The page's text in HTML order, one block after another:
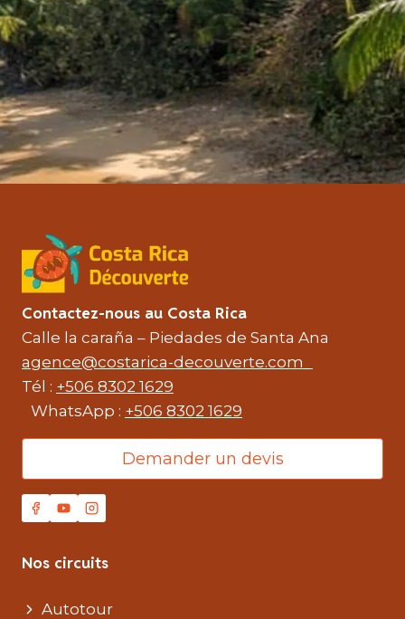
Contactez-nous au Costa Rica
Calle la caraña – Piedades de Santa Ana
agence@costarica-decouverte.com
Tél : +506 8302 1629
WhatsApp : +506 8302 1629
Demander un devis
Nos circuits
Autotour